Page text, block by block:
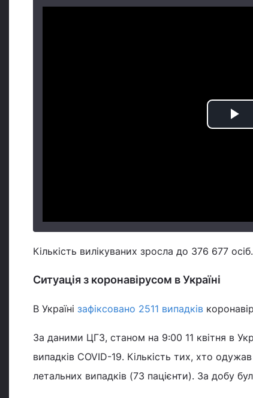
Кількість вилікуваних зросла до 376 677 осіб.
Ситуація з коронавірусом в Україні
В Україні зафіксовано 2511 випадків
За даними ЦГЗ, станом на 9:00 11 квітня в
випадків COVID-19. Кількість тих, хто
летальних випадків (73 пацієнти). За добу